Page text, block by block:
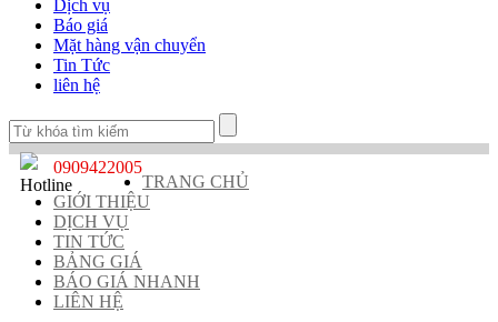
Dịch vụ
Báo giá
Mặt hàng vận chuyển
Tin Tức
liên hệ
0909422005
TRANG CHỦ
GIỚI THIỆU
DỊCH VỤ
TIN TỨC
BẢNG GIÁ
BÁO GIÁ NHANH
LIÊN HỆ